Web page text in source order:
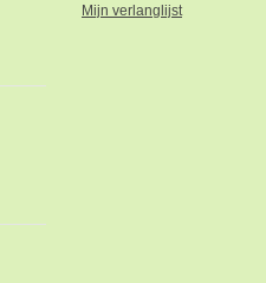
Mijn verlanglijst